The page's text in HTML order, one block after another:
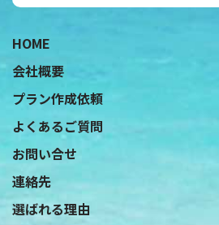
HOME
会社概要
プラン作成依頼
よくあるご質問
お問い合せ
連絡先
選ばれる理由